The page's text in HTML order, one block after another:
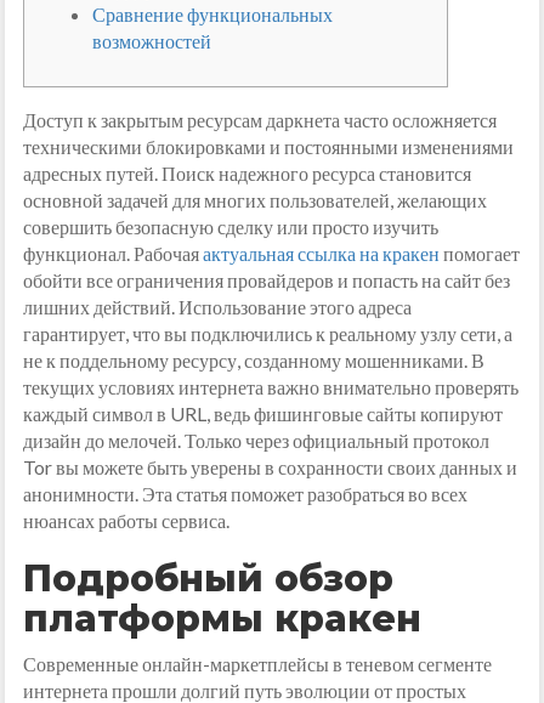
Сравнение функциональных
возможностей
Доступ к закрытым ресурсам даркнета часто осложняется
техническими блокировками и постоянными изменениями
адресных путей. Поиск надежного ресурса становится
основной задачей для многих пользователей, желающих
совершить безопасную сделку или просто изучить
функционал. Рабочаяактуальная ссылка на кракен помогает
обойти все ограничения провайдеров и попасть на сайт без
лишних действий. Использование этого адреса
гарантирует, что вы подключились к реальному узлу сети, а
не к поддельному ресурсу, созданному мошенниками. В
текущих условиях интернета важно внимательно проверять
каждый символ в URL, ведь фишинговые сайты копируют
дизайн до мелочей. Только через официальный протокол
Tor вы можете быть уверены в сохранности своих данных и
анонимности. Эта статья поможет разобраться во всех
нюансах работы сервиса.
Подробный обзор
платформы кракен
Современные онлайн-маркетплейсы в теневом сегменте
интернета прошли долгий путь эволюции от простых